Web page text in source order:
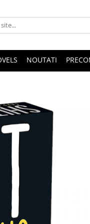
NOUTATI